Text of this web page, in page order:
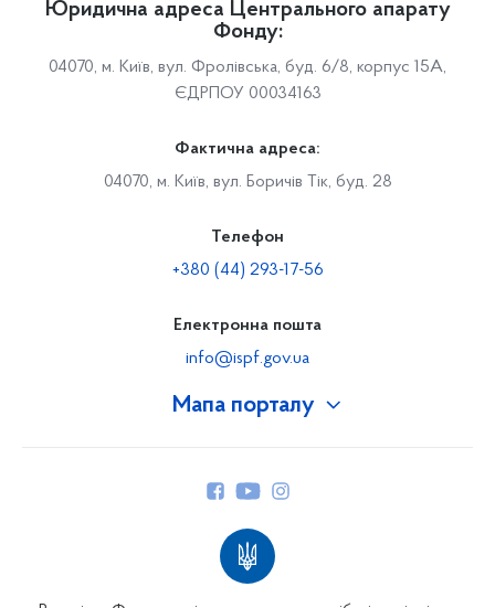
Мапа порталу
Юридична адреса Центрального апарату
Фонду:
04070, м. Київ, вул. Фролівська, буд. 6/8, корпус 15А,
ЄДРПОУ 00034163
Фактична адреса:
04070, м. Київ, вул. Боричів Тік, буд. 28
Телефон
+380 (44) 293-17-56
Електронна пошта
info@ispf.gov.ua